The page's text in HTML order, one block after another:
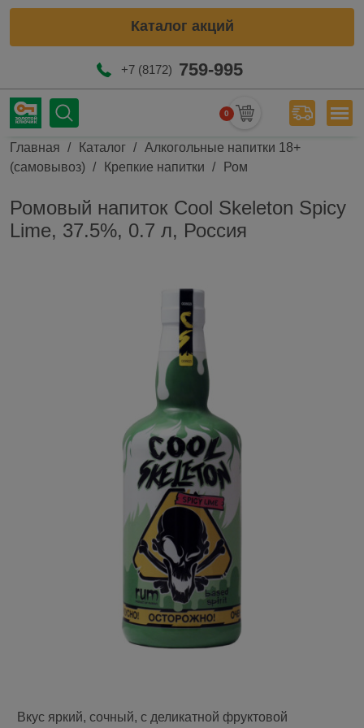
Каталог акций
+7 (8172) 759-995
0 Меню
Строка навигации
Главная Каталог
Алкогольные напитки 18+
(самовывоз)
Крепкие напитки Ром
Ромовый напиток Cool Skeleton Spicy
Lime, 37.5%, 0.7 л, Россия
Вкус яркий, сочный, с деликатной фруктовой